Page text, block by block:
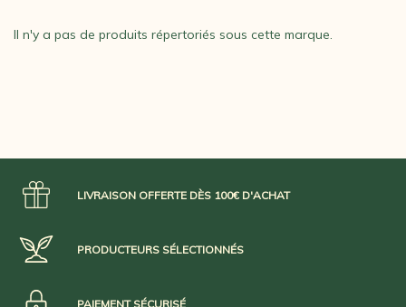
Il n'y a pas de produits répertoriés sous cette marque.
LIVRAISON OFFERTE DÈS 100€ D'ACHAT
PRODUCTEURS SÉLECTIONNÉS
PAIEMENT SÉCURISÉ